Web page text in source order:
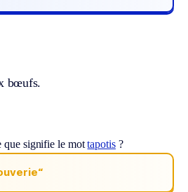
bœufs.
que signifie le mottapotis?